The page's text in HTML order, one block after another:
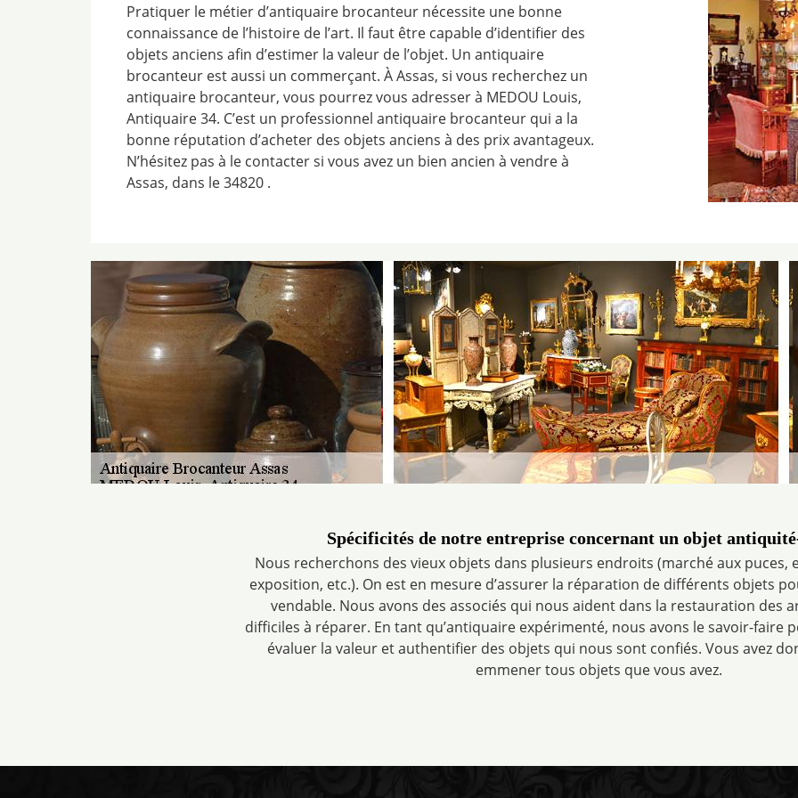
Pratiquer le métier d’antiquaire brocanteur nécessite une bonne
connaissance de l’histoire de l’art. Il faut être capable d’identifier des
objets anciens afin d’estimer la valeur de l’objet. Un antiquaire
brocanteur est aussi un commerçant. À Assas, si vous recherchez un
antiquaire brocanteur, vous pourrez vous adresser à MEDOU Louis,
Antiquaire 34. C’est un professionnel antiquaire brocanteur qui a la
bonne réputation d’acheter des objets anciens à des prix avantageux.
N’hésitez pas à le contacter si vous avez un bien ancien à vendre à
Assas, dans le 34820 .
Spécificités de notre entreprise concernant un objet
Nous recherchons des vieux objets dans plusieurs endroits (marché aux puces,
exposition, etc.). On est en mesure d’assurer la réparation de différents objets
vendable. Nous avons des associés qui nous aident dans la restauration des
difficiles à réparer. En tant qu’antiquaire expérimenté, nous avons le savoir-faire
évaluer la valeur et authentifier des objets qui nous sont confiés. Vous avez
emmener tous objets que vous avez.